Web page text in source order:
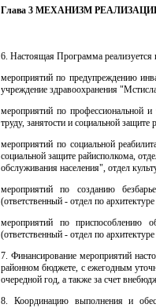
Глава 3 МЕХАНИЗМ
6. Настоящая Программа реализуется
мероприятий по предупреждению
учреждение здравоохранения
мероприятий по профессиональной
труду, занятости и социальной защите
мероприятий по социальной
социальной защите райисполкома,
обслуживания населения", отдел
мероприятий по созданию
(ответственный - отдел по
мероприятий по приспособлению
(ответственный - отдел по
7. Финансирование мероприятий
районном бюджете, с ежегодным
очередной год, а также за счет
8. Координацию выполнения и